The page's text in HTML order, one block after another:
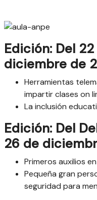
Edición: Del
diciembre de
Herramientas
impartir clases on
La inclusión
Edición: Del
26 de
Primeros auxilios
Pequeña gran
seguridad para